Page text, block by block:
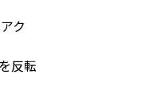
ク
反転